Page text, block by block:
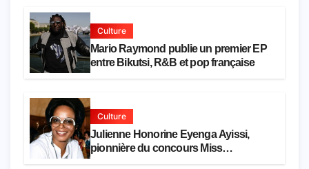
Culture
Mario Raymond publie un premier EP
entre Bikutsi, R&B et pop française
Culture
Julienne Honorine Eyenga Ayissi,
pionnière du concours Miss